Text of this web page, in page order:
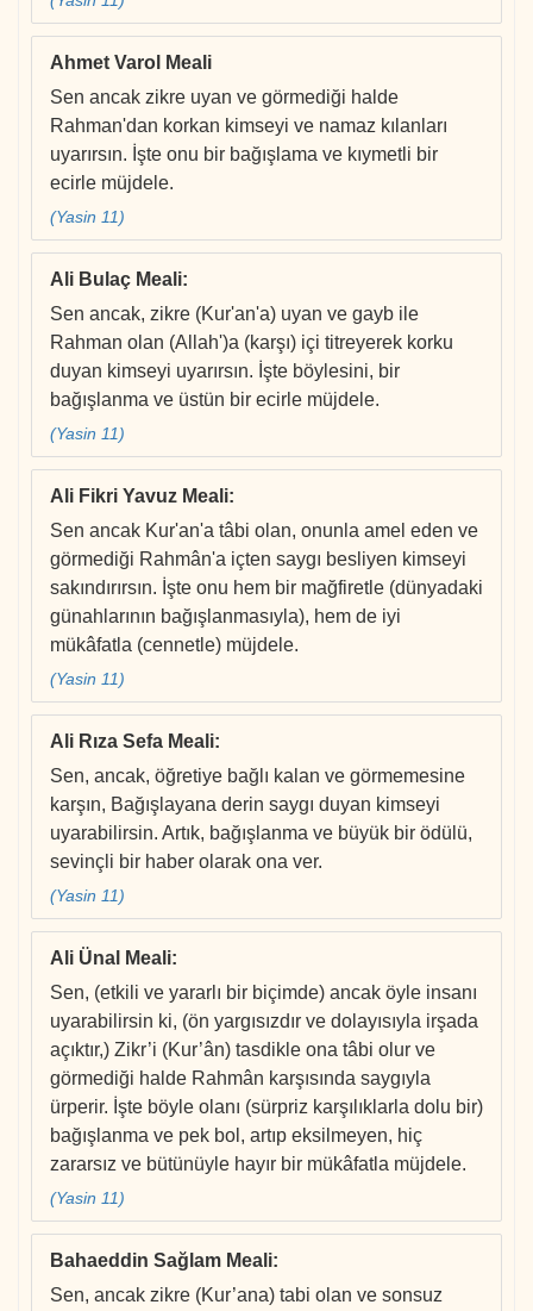
Ahmet Varol Meali
Sen ancak zikre uyan ve görmediği halde
Rahman'dan korkan kimseyi ve namaz kılanları
uyarırsın. İşte onu bir bağışlama ve kıymetli bir
ecirle müjdele.
(Yasin 11)
Ali Bulaç Meali:
Sen ancak, zikre (Kur'an'a) uyan ve gayb ile
Rahman olan (Allah')a (karşı) içi titreyerek korku
duyan kimseyi uyarırsın. İşte böylesini, bir
bağışlanma ve üstün bir ecirle müjdele.
(Yasin 11)
Ali Fikri Yavuz Meali:
Sen ancak Kur'an'a tâbi olan, onunla amel eden ve
görmediği Rahmân'a içten saygı besliyen kimseyi
sakındırırsın. İşte onu hem bir mağfiretle (dünyadaki
günahlarının bağışlanmasıyla), hem de iyi
mükâfatla (cennetle) müjdele.
(Yasin 11)
Ali Rıza Sefa Meali:
Sen, ancak, öğretiye bağlı kalan ve görmemesine
karşın, Bağışlayana derin saygı duyan kimseyi
uyarabilirsin. Artık, bağışlanma ve büyük bir ödülü,
sevinçli bir haber olarak ona ver.
(Yasin 11)
Ali Ünal Meali:
Sen, (etkili ve yararlı bir biçimde) ancak öyle insanı
uyarabilirsin ki, (ön yargısızdır ve dolayısıyla irşada
açıktır,) Zikr’i (Kur’ân) tasdikle ona tâbi olur ve
görmediği halde Rahmân karşısında saygıyla
ürperir. İşte böyle olanı (sürpriz karşılıklarla dolu bir)
bağışlanma ve pek bol, artıp eksilmeyen, hiç
zararsız ve bütünüyle hayır bir mükâfatla müjdele.
(Yasin 11)
Bahaeddin Sağlam Meali:
Sen, ancak zikre (Kur’ana) tabi olan ve sonsuz